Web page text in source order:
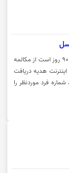
شما می‌توانید با دعوت از دوستان یا آشنایانی که بیش از ۹۰ روز است از مکالمه
نکرده‌اند، هر دو ۸ گیگابایت اینترنت هدیه دریافت
کافیست پس از شماره‌گیری کد دستوری #۴۰۴۱*، شماره فرد موردنظر را
رایگان یک‌روزه است که به مدت
خواهد شد. برای